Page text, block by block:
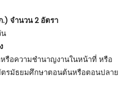
.) จำนวน 2 อัตรา
รือความชำนาญงานในหน้าที่ หรือ
รมัธยมศึกษาตอนต้นหรือตอนปลาย